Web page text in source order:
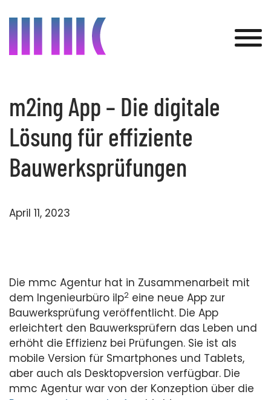
Was wir bieten
Kunden
Projekte
Aktuelles
m2ing App – Die digitale
Lösung für effiziente
Bauwerksprüfungen
April 11, 2023
Die mmc Agentur hat in Zusammenarbeit mit
dem Ingenieurbüro ilp2 eine neue App zur
Bauwerksprüfung veröffentlicht. Die App
erleichtert den Bauwerksprüfern das Leben und
erhöht die Effizienz bei Prüfungen. Sie ist als
mobile Version für Smartphones und Tablets,
aber auch als Desktopversion verfügbar. Die
mmc Agentur war von der Konzeption über die